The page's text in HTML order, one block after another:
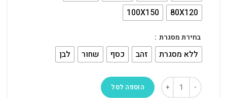
80X120
100X150
בחירת מסגרת
ללא מסגרת זהב כסף שחור לבן
הוספה לסל